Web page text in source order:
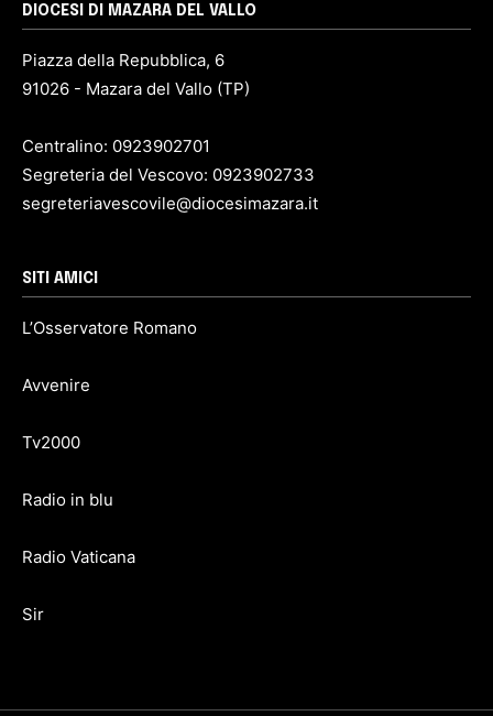
DIOCESI DI MAZARA DEL VALLO
Piazza della Repubblica, 6
91026 - Mazara del Vallo (TP)
Centralino: 0923902701
Segreteria del Vescovo: 0923902733
segreteriavescovile@diocesimazara.it
SITI AMICI
L’Osservatore Romano
Avvenire
Tv2000
Radio in blu
Radio Vaticana
Sir